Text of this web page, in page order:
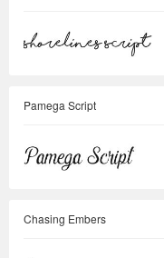
Pamega Script
Chasing Embers